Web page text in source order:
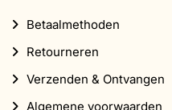
Betaalmethoden
Retourneren
Verzenden & Ontvangen
Algemene voorwaarden